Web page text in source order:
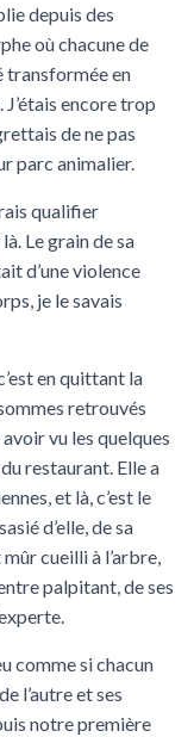
depuis des
où chacune de
transformée en
encore trop
de ne pas
parc animalier.
qualifier
Le grain de sa
d’une violence
je le savais
en quittant la
retrouvés
vu les quelques
restaurant. Elle a
et là, c’est le
d’elle, de sa
cueilli à l’arbre,
palpitant, de ses
comme si chacun
l’autre et ses
notre première